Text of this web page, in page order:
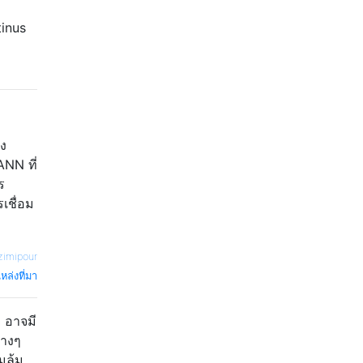
ที่
ชื่อม
ล่งที่มา
อาจมี
งๆ